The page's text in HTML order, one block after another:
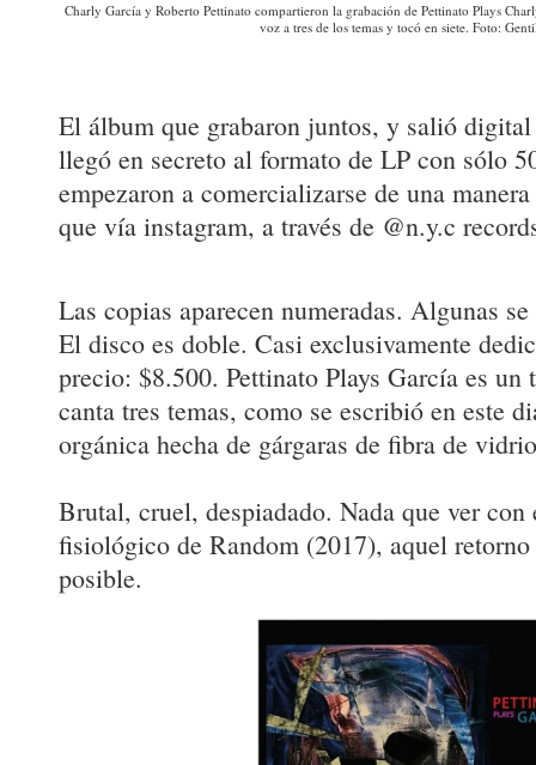
Charly García y Roberto Pettinato compartieron la grabación de Pettinato Plays
voz a tres de los temas y tocó en siete. Foto:
El álbum que grabaron juntos, y salió
llegó en secreto al formato de LP con sólo
empezaron a comercializarse de una
que vía instagram, a través de @n.y.c
Las copias aparecen numeradas. Algunas
El disco es doble. Casi exclusivamente
precio: $8.500. Pettinato Plays García es un
canta tres temas, como se escribió en este
orgánica hecha de gárgaras de fibra de
Brutal, cruel, despiadado. Nada que ver
fisiológico de Random (2017), aquel
posible.